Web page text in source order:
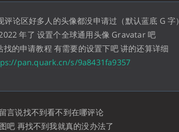
评论区好多人的头像都没申请过（默认蓝底 G 字）
年了 设置个全球通用头像 Gravatar 吧
找的申请教程 有需要的设置下吧 讲的还算详细
pan.quark.cn/s/9a8431fa9357
言说找不到看不到在哪评论
吧 再找不到我就真的没办法了